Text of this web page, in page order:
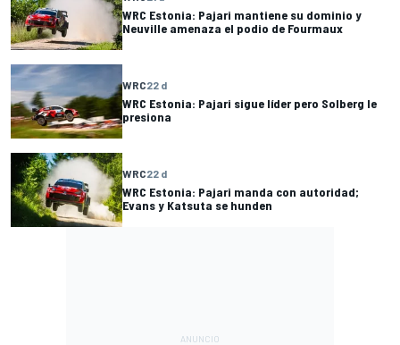
WRC Estonia: Pajari mantiene su dominio y
Neuville amenaza el podio de Fourmaux
WRC22 d
WRC Estonia: Pajari sigue líder pero Solberg le
presiona
WRC22 d
WRC Estonia: Pajari manda con autoridad;
Evans y Katsuta se hunden